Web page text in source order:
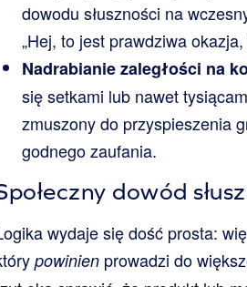
dowodu słuszności na
„Hej, to jest prawdziwa
Nadrabianie zaległości na
się setkami lub nawet
zmuszony do przyspieszenia
godnego zaufania.
dowód
wydaje się dość prosta:
powinien prowadzi do